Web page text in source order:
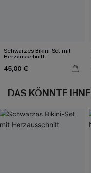
Schwarzes Bikini-Set mit
Herzausschnitt
45,00 €
DAS KÖNNTE